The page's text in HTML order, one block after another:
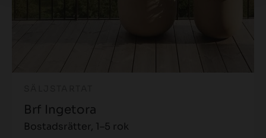
Brf Ingetora
Bostadsrätter, 1–5 rok